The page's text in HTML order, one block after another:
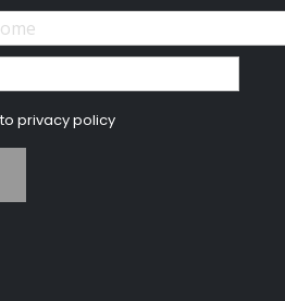
privacy policy